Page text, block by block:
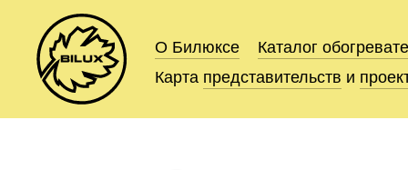
О Билюксе Каталог
Карта представительств и
О Билюксе Каталог
Карта представительств и